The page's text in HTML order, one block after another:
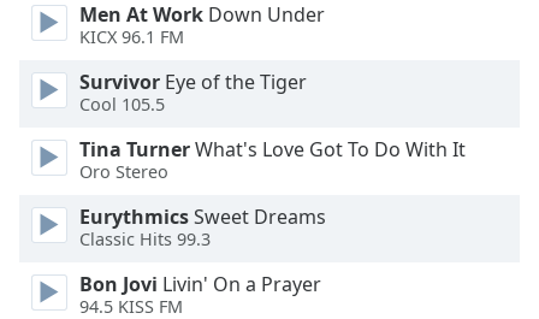
cancel
close
Color
Opacity
Men At Work Down Under
KICX 96.1 FM
Survivor Eye of the Tiger
Cool 105.5
Tina TurnerWhat's Love Got To Do With It
Oro Stereo
EurythmicsSweet Dreams
Classic Hits 99.3
Bon Jovi Livin' On a Prayer
94.5 KISS FM